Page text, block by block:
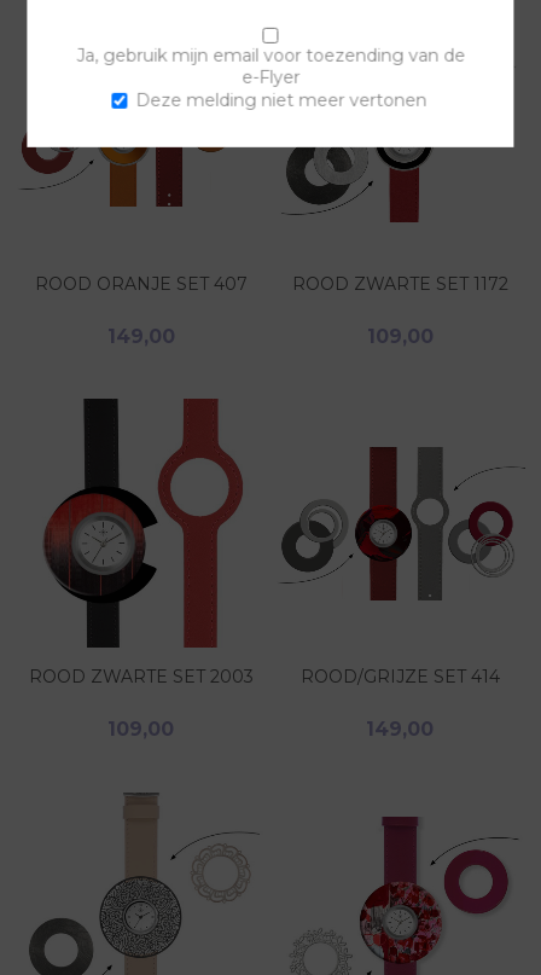
ROOD ORANJE SET 407
149,00
ROOD ZWARTE SET 1172
109,00
ROOD ZWARTE SET 2003
109,00
ROOD/GRIJZE SET 414
149,00
Ja, gebruik mijn email voor toezending van de
e-Flyer
Deze melding niet meer vertonen